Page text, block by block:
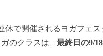
休で開催されるヨガフェス
のクラスは、最終日の9/